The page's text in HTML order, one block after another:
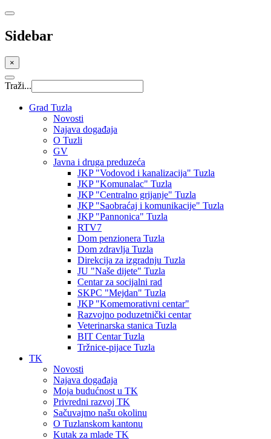
Sidebar
×
Traži...
Grad Tuzla
Novosti
Najava događaja
O Tuzli
GV
Javna i druga preduzeća
JKP "Vodovod i kanalizacija" Tuzla
JKP "Komunalac" Tuzla
JKP "Centralno grijanje" Tuzla
JKP "Saobraćaj i komunikacije" Tuzla
JKP "Pannonica" Tuzla
RTV7
Dom penzionera Tuzla
Dom zdravlja Tuzla
Direkcija za izgradnju Tuzla
JU "Naše dijete" Tuzla
Centar za socijalni rad
SKPC "Mejdan" Tuzla
JKP "Komemorativni centar"
Razvojno poduzetnički centar
Veterinarska stanica Tuzla
BIT Centar Tuzla
Tržnice-pijace Tuzla
TK
Novosti
Najava događaja
Moja budućnost u TK
Privredni razvoj TK
Sačuvajmo našu okolinu
O Tuzlanskom kantonu
Kutak za mlade TK